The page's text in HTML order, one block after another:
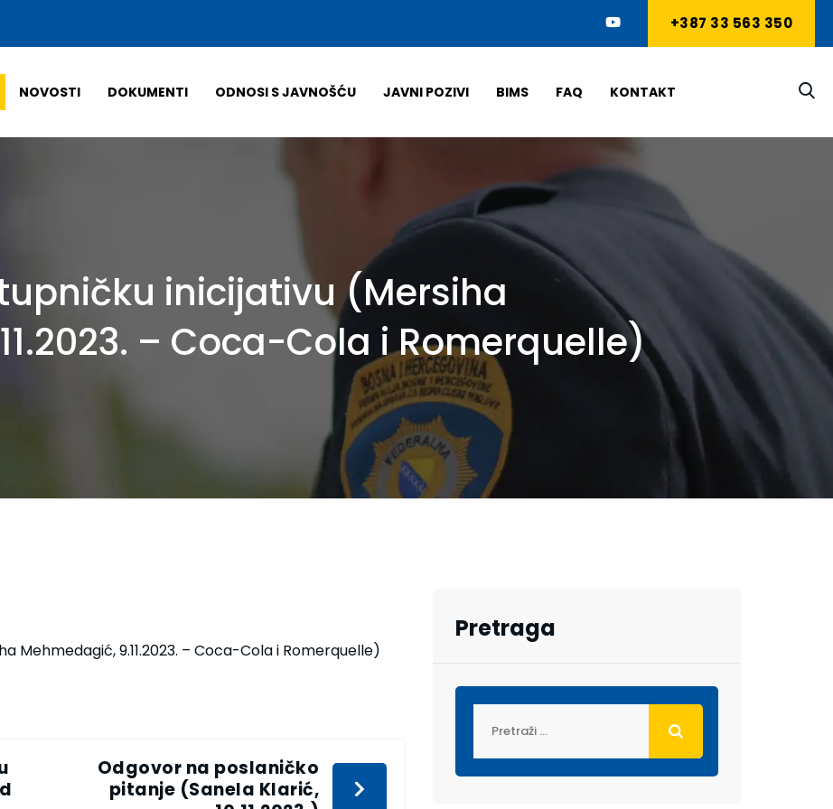
+387 33 563 350
NOVOSTI DOKUMENTI ODNOSI S JAVNOŠĆU JAVNI POZIVI BIMS FAQ KONTAKT
inicijativu (Mersiha
– Coca-Cola i Romerquelle)
Mehmedagić, 9.11.2023. – Coca-Cola i Romerquelle)
Odgovor na poslaničko
pitanje (Sanela Klarić,
Pretraga